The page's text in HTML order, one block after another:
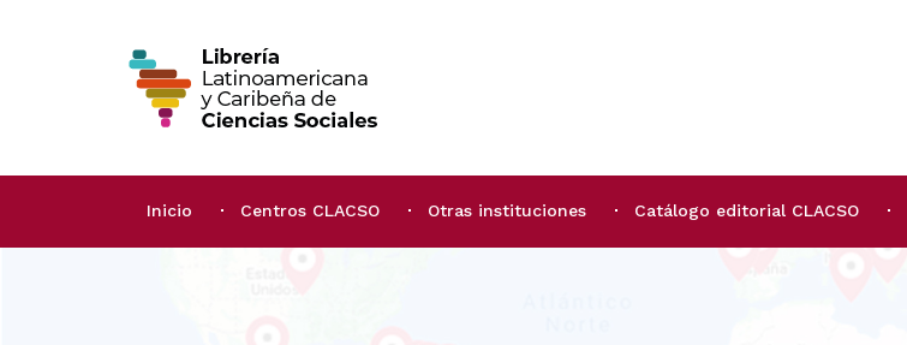
Inicio Centros CLACSO Otras instituciones Catálogo editorial CLACSO